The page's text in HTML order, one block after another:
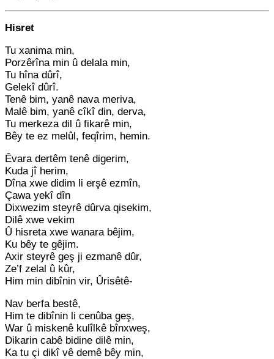
Hisret
Tu xanima min,
Porzêrîna min û delala min,
Tu hîna dûrî,
Gelekî dûrî.
Tenê bim, yanê nava meriva,
Malê bim, yanê cîkî din, derva,
Tu merkeza dil û fikarê min,
Bêy te ez melûl, feqîrim, hemin.
Êvara dertêm tenê digerim,
Kuda jî herim,
Dîna xwe didim li erşê ezmîn,
Çawa yekî dîn
Dixwezim steyrê dûrva qisekim,
Dilê xwe vekim
Û hisreta xwe wanara bêjim,
Ku bêy te gêjim.
Axir steyrê geş ji ezmanê dûr,
Ze’f zelal û kûr,
Him min dibînin vir, Ûrisêtê-
Nav berfa bestê,
Him te dibînin li cenûba geş,
War û miskenê kulîlkê bînxweş,
Dikarin cabê bidine dilê min,
Ka tu çi dikî vê demê bêy min,